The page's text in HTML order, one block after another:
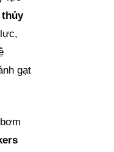
thủy
gạt